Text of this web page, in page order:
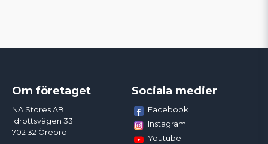
Om företaget
NA Stores AB
Idrottsvägen 33
702 32 Örebro
Sociala medier
Facebook
Instagram
Youtube